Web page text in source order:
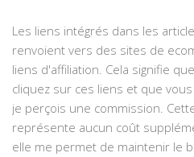
Les liens intégrés dans les
renvoient vers des sites de
liens d'affiliation. Cela signifie
cliquez sur ces liens et que
je perçois une commission.
représente aucun coût
elle me permet de maintenir le